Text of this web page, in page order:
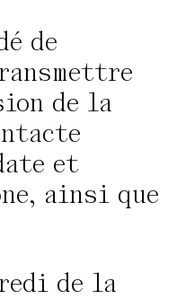
de
de la
et
ainsi que
de la